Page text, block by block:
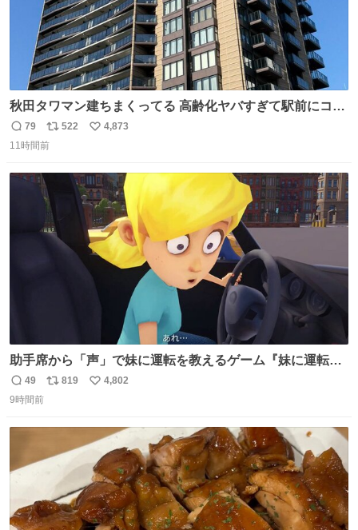
秋田タワマン建ちまくってる 高齢化ヤバすぎて駅前にコン
パクトシティつくって高齢者を住ませる考えらしい 病院も
全部駅前にある
返
信
79
リ
ポ
ト
数
522
い
数
4,873
11時間前
助手席から「声」で妹に運転を教えるゲーム『妹に運転を
教える』の最新映像が公開。危険だらけの道路で生き残れ
るか news.denfaminicogamer.jp/news/260806s プレイヤ
いく。妹のハンドリングには不安が残るが、事故を起こせ
ば大爆発
返
信
49
リ
数
819
い
数
4,802
9時間前